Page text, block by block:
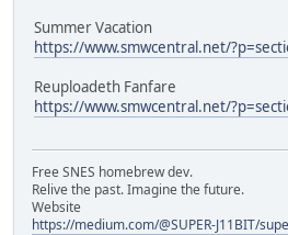
Summer Vacation
https://www.smwcentral.net/
Reuploadeth Fanfare
https://www.smwcentral.net/
Free SNES homebrew dev.
Relive the past. Imagine the future.
Website
https://medium.com/@SUPER-J11BIT/